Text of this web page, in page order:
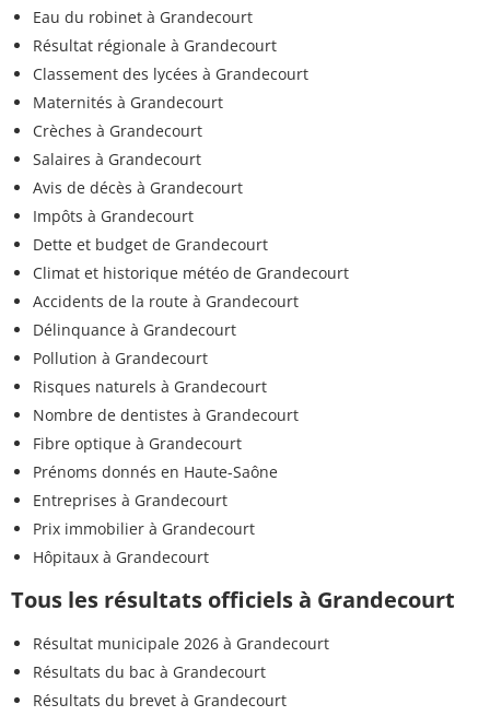
Eau du robinet à Grandecourt
Résultat régionale à Grandecourt
Classement des lycées à Grandecourt
Maternités à Grandecourt
Crèches à Grandecourt
Salaires à Grandecourt
Avis de décès à Grandecourt
Impôts à Grandecourt
Dette et budget de Grandecourt
Climat et historique météo de Grandecourt
Accidents de la route à Grandecourt
Délinquance à Grandecourt
Pollution à Grandecourt
Risques naturels à Grandecourt
Nombre de dentistes à Grandecourt
Fibre optique à Grandecourt
Prénoms donnés en Haute-Saône
Entreprises à Grandecourt
Prix immobilier à Grandecourt
Hôpitaux à Grandecourt
Tous les résultats officiels à Grandecourt
Résultat municipale 2026 à Grandecourt
Résultats du bac à Grandecourt
Résultats du brevet à Grandecourt